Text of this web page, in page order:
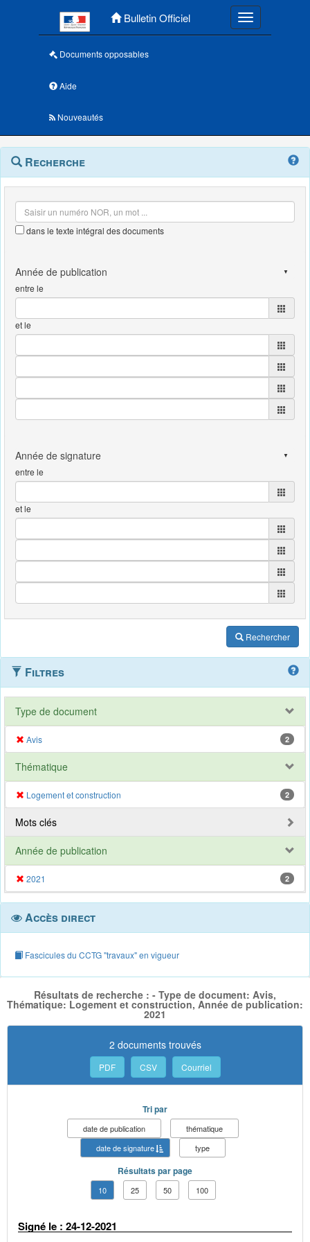
Bulletin Officiel Toggle
Documents opposables
Aide
Nouveautés
Navigation
outils
Menu
contextuel
Recherche
dans le texte intégral des documents
entre le
et le
entre le
et le
Rechercher
Filtres
Type de document
Avis 2
Thématique
Logement et construction 2
Mots clés
Année de publication
2021 2
Accès direct
Fascicules du CCTG "travaux" en vigueur
Résultats de recherche : - Type de document: Avis,
Thématique: Logement et construction, Année de publication:
2021
2 documents trouvés
PDF CSV Courriel
Tri par
date de publication
thématique
date de signature
type
Résultats par page
10 25 50 100
Signé le : 24-12-2021